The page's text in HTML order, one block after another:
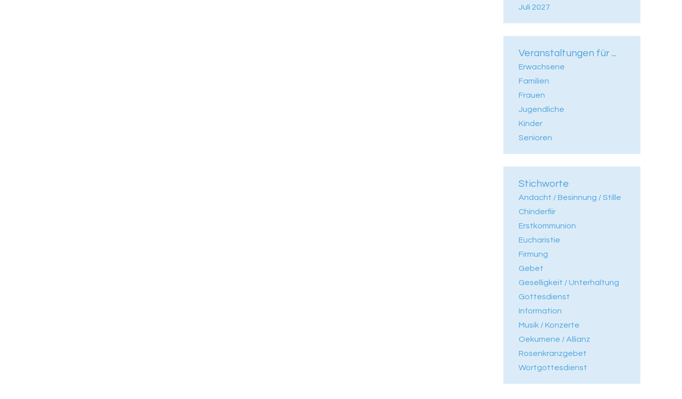
Juli 2027
Veranstaltungen für ...
Erwachsene
Familien
Frauen
Jugendliche
Kinder
Senioren
Stichworte
Andacht / Besinnung / Stille
Chinderfiir
Erstkommunion
Eucharistie
Firmung
Gebet
Geselligkeit / Unterhaltung
Gottesdienst
Information
Musik / Konzerte
Oekumene / Allianz
Rosenkranzgebet
Wortgottesdienst